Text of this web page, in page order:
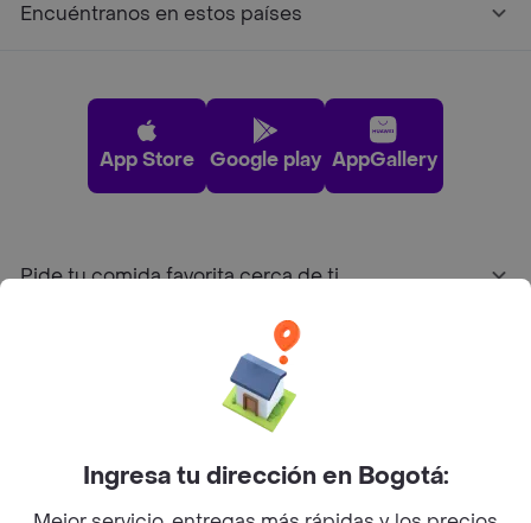
Encuéntranos en estos países
App Store Google play AppGallery
Pide tu comida favorita cerca de ti
Sobre Rappi
Ingresa tu dirección en Bogotá: